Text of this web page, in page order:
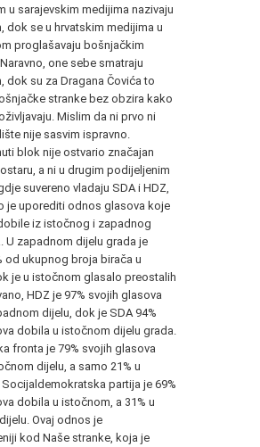
u sarajevskim medijima nazivaju
dok se u hrvatskim medijima u
proglašavaju bošnjačkim
one sebe smatraju
dok su za Dragana Čovića to
stranke bez obzira kako
Mislim da ni prvo ni
nije sasvim ispravno.
blok nije ostvario značajan
a ni u drugim podijeljenim
suvereno vladaju SDA i HDZ,
je uporediti odnos glasova koje
iz istočnog i zapadnog
U zapadnom dijelu grada je
od ukupnog broja birača u
je u istočnom glasalo preostalih
HDZ je 97% svojih glasova
dijelu, dok je SDA 94%
dobila u istočnom dijelu grada.
fronta je 79% svojih glasova
dijelu, a samo 21% u
partija je 69%
dobila u istočnom, a 31% u
Ovaj odnos je
kod Naše stranke, koja je